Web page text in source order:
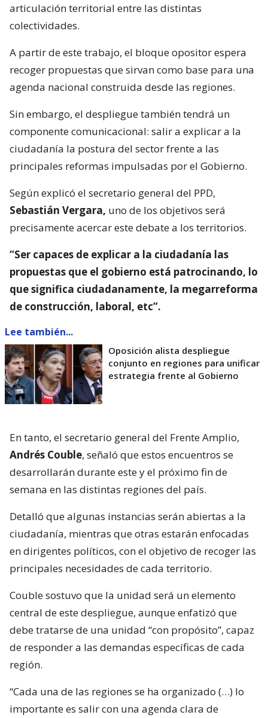
articulación territorial entre las distintas
colectividades.
A partir de este trabajo, el bloque opositor espera
recoger propuestas que sirvan como base para una
agenda nacional construida desde las regiones.
Sin embargo, el despliegue también tendrá un
componente comunicacional: salir a explicar a la
ciudadanía la postura del sector frente a las
principales reformas impulsadas por el Gobierno.
Según explicó el secretario general del PPD,
Sebastián Vergara, uno de los objetivos será
precisamente acercar este debate a los territorios.
“Ser capaces de explicar a la ciudadanía las
propuestas que el gobierno está patrocinando, lo
que significa ciudadanamente, la megarreforma
de construcción, laboral, etc”.
Lee también...
Oposición alista despliegue
conjunto en regiones para unificar
estrategia frente al Gobierno
En tanto, el secretario general del Frente Amplio,
Andrés Couble, señaló que estos encuentros se
desarrollarán durante este y el próximo fin de
semana en las distintas regiones del país.
Detalló que algunas instancias serán abiertas a la
ciudadanía, mientras que otras estarán enfocadas
en dirigentes políticos, con el objetivo de recoger las
principales necesidades de cada territorio.
Couble sostuvo que la unidad será un elemento
central de este despliegue, aunque enfatizó que
debe tratarse de una unidad “con propósito”, capaz
de responder a las demandas específicas de cada
región.
“Cada una de las regiones se ha organizado (…) lo
importante es salir con una agenda clara de